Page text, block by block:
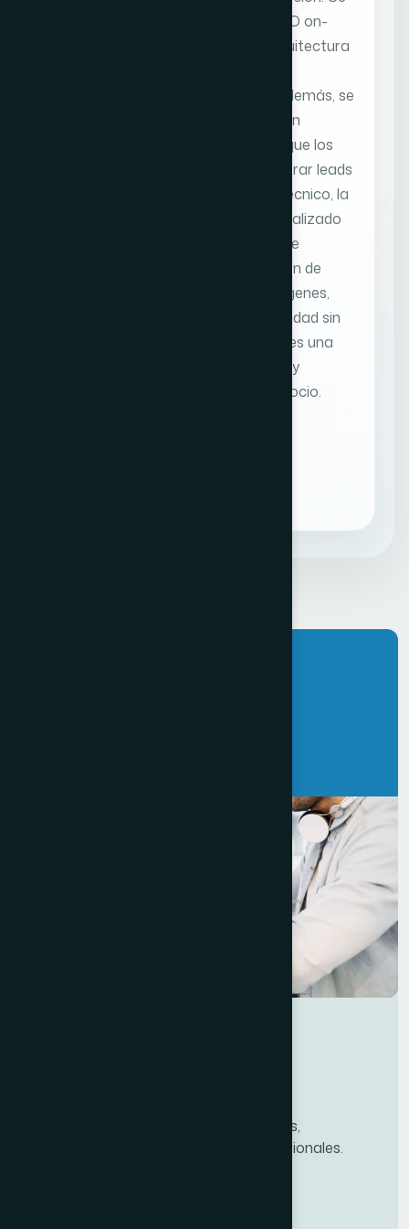
ha trabajado una estrategia de SEO on-
page, optimizando contenidos, arquitectura
posicionamiento en buscadores. Además, se
ha diseñado una llamada a la acción
orientada al contacto, facilitando que los
usuarios puedan interactuar y generar leads
de forma rápida y sencilla. A nivel técnico, la
web cuenta con un backend personalizado
que permite la gestión autónoma de
contenidos, incluyendo la publicación de
noticias y la administración de imágenes,
garantizando flexibilidad y escalabilidad sin
depender de terceros. El resultado es una
web corporativa sólida, optimizada y
preparada para crecer junto al negocio.
Servicios TIC en Valencia para empresas,
asociaciones, administraciones y profesionales.